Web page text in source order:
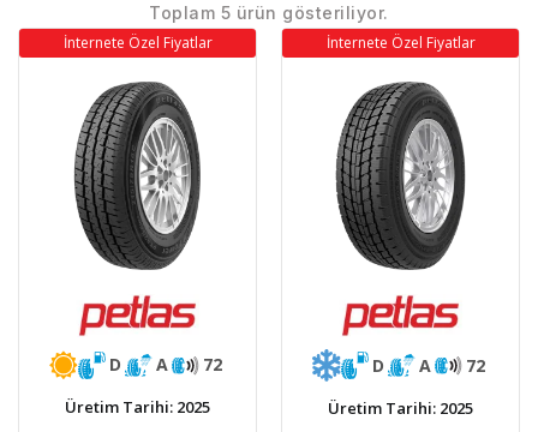
Toplam 5 ürün gösteriliyor.
İnternete Özel Fiyatlar
D A 72
Üretim Tarihi: 2025
İnternete Özel Fiyatlar
D A 72
Üretim Tarihi: 2025